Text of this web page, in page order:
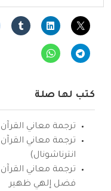
كتب لها صلة
ترجمة معاني القرآن
ترجمة معاني
انترناشونال)
ترجمة معاني القرآن
فضل إلهي ظهير